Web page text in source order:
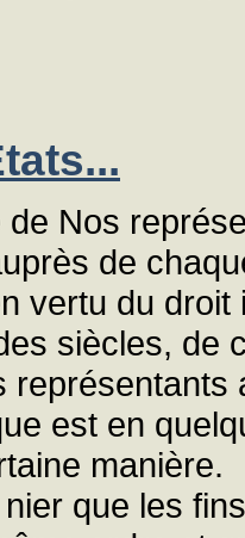
Nos
de
vertu du
siècles, de
est en
manière.
que les